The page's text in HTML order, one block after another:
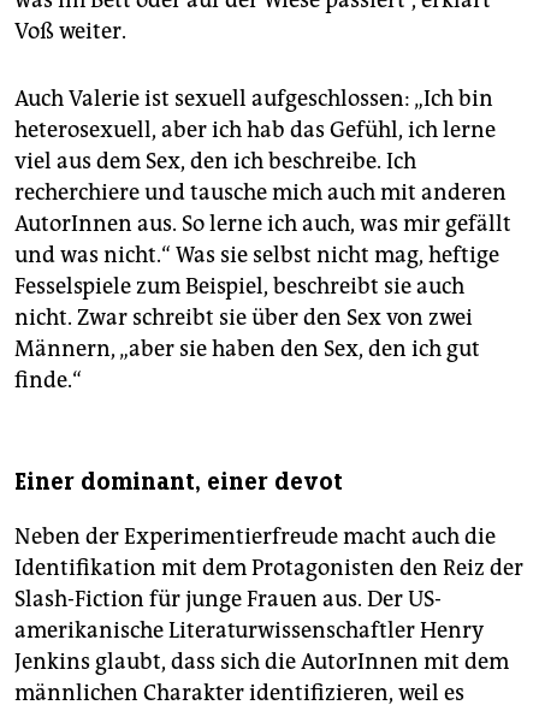
Voß weiter.
Auch Valerie ist sexuell aufgeschlossen: „Ich bin
heterosexuell, aber ich hab das Gefühl, ich lerne
viel aus dem Sex, den ich beschreibe. Ich
recherchiere und tausche mich auch mit anderen
AutorInnen aus. So lerne ich auch, was mir gefällt
und was nicht.“ Was sie selbst nicht mag, heftige
Fesselspiele zum Beispiel, beschreibt sie auch
nicht. Zwar schreibt sie über den Sex von zwei
Männern, „aber sie haben den Sex, den ich gut
finde.“
Einer dominant, einer devot
Neben der Experimentierfreude macht auch die
Identifikation mit dem Protagonisten den Reiz der
Slash-Fiction für junge Frauen aus. Der US-
amerikanische Literaturwissenschaftler Henry
Jenkins glaubt, dass sich die AutorInnen mit dem
männlichen Charakter identifizieren, weil es